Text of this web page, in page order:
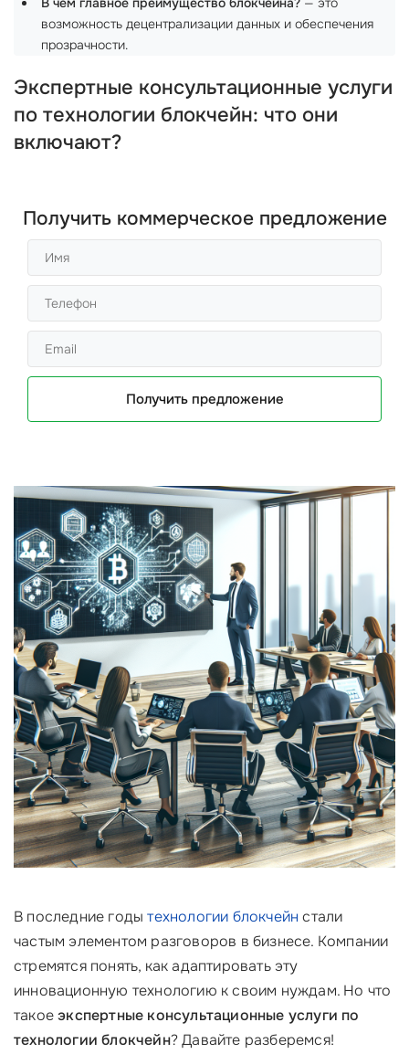
возможность децентрализации данных и обеспечения
прозрачности.
Экспертные консультационные услуги
по технологии блокчейн: что они
включают?
Получить коммерческое предложение
Получить предложение
В последние годытехнологии блокчейн стали
частым элементом разговоров в бизнесе. Компании
стремятся понять, как адаптировать эту
инновационную технологию к своим нуждам. Но что
такоеэкспертные консультационные услуги по
технологии блокчейн? Давайте разберемся!